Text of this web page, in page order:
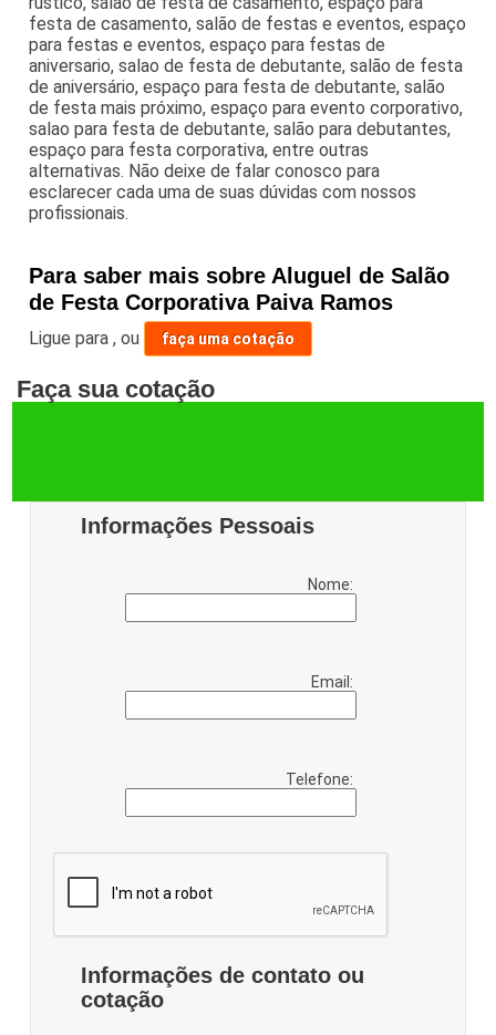
festa de casamento, salão de festas e eventos, espaço
para festas e eventos, espaço para festas de
aniversario, salao de festa de debutante, salão de festa
de aniversário, espaço para festa de debutante, salão
de festa mais próximo, espaço para evento corporativo,
salao para festa de debutante, salão para debutantes,
espaço para festa corporativa, entre outras
alternativas. Não deixe de falar conosco para
esclarecer cada uma de suas dúvidas com nossos
profissionais.
Para saber mais sobre Aluguel de Salão
de Festa Corporativa Paiva Ramos
Ligue para,ou faça uma cotação
Faça sua cotação
Informações Pessoais
Nome:
Email:
Telefone:
Informações de contato ou
cotação